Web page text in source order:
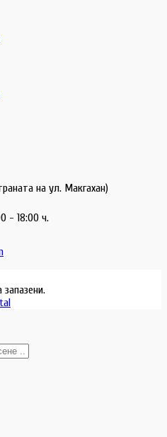
на ул. Макгахан)
- 18:00 ч.